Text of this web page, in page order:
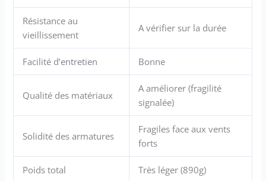
Résistance au
vieillissement
A vérifier sur la durée
Facilité d’entretien Bonne
Qualité des matériaux
A améliorer (fragilité
signalée)
Solidité des armatures
Fragiles face aux vents
forts
Poids total Très léger (890g)